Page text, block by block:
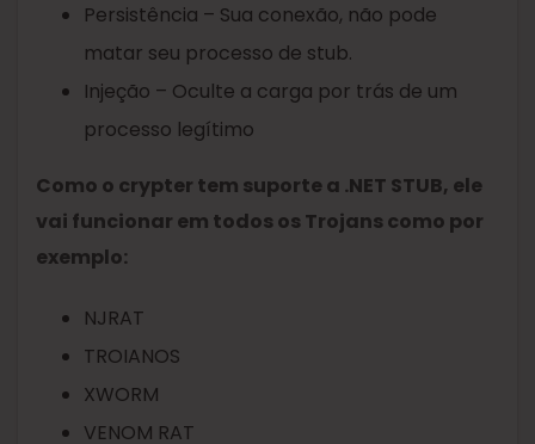
Persistência – Sua conexão, não pode
matar seu processo de stub.
Injeção – Oculte a carga por trás de um
processo legítimo
Como o crypter tem suporte a .NET STUB, ele
vai funcionar em todos os Trojans como por
exemplo:
NJRAT
TROIANOS
XWORM
VENOM RAT